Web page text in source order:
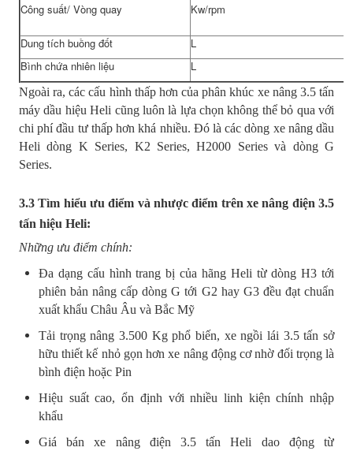
Công suất/ Vòng quay Kw/rpm
Dung tích buồng đốt
L
Bình chứa nhiên liệu
L
Ngoài ra, các cấu hình thấp hơn của phân khúc xe nâng 3.5 tấn
máy dầu hiệu Heli cũng luôn là lựa chọn không thể bỏ qua với
chi phí đầu tư thấp hơn khá nhiều. Đó là các dòng xe nâng dầu
Heli dòng K Series, K2 Series, H2000 Series và dòng G
Series.
3.3 Tìm hiểu ưu điểm và nhược điểm trên xe nâng điện 3.5
tấn hiệu Heli:
Những ưu điểm chính:
Đa dạng cấu hình trang bị của hãng Heli từ dòng H3 tới
phiên bản nâng cấp dòng G tới G2 hay G3 đều đạt chuẩn
xuất khẩu Châu Âu và Bắc Mỹ
Tải trọng nâng 3.500 Kg phổ biến, xe ngồi lái 3.5 tấn sở
hữu thiết kế nhỏ gọn hơn xe nâng động cơ nhờ đối trọng là
bình điện hoặc Pin
Hiệu suất cao, ổn định với nhiều linh kiện chính nhập
khẩu
Giá bán xe nâng điện 3.5 tấn Heli dao động từ